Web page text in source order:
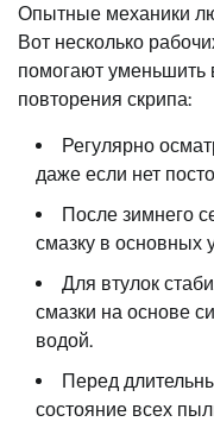
Опытные механики
Вот несколько
помогают уменьшить
повторения скрипа:
Регулярно
даже если нет
После зимнего
смазку в основных
Для втулок
смазки на основе
водой.
Перед
состояние всех